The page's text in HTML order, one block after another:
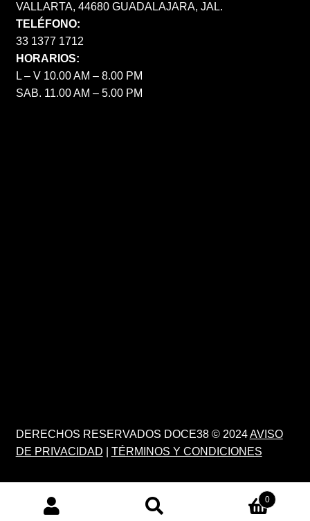
VALLARTA, 44680 GUADALAJARA, JAL.
TELÉFONO:
33 1377 1712
HORARIOS:
L – V 10.00 AM – 8.00 PM
SAB. 11.00 AM – 5.00 PM
DERECHOS RESERVADOS DOCE38 © 2024AVISO
DE PRIVACIDAD
TÉRMINOS Y CONDICIONES
PRODUCTS
0